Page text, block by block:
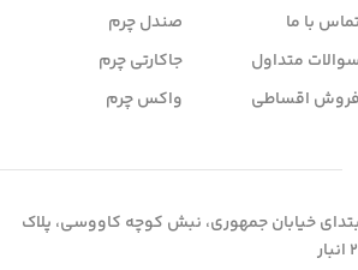
با ما
سوالات متداول
فروش اقساطی
صندل چرم
جاکارتی چرم
واکس چرم
ابتدای خیابان جمهوری، نبش کوچه کاووسی، پلاک